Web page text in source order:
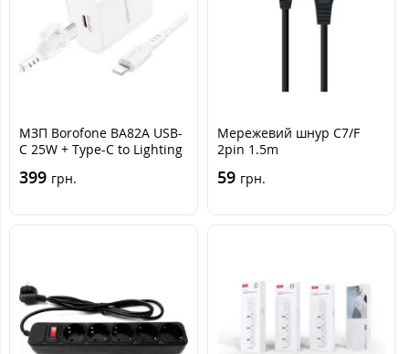
МЗП Borofone BA82A USB-
C 25W + Type-C to Lighting
399 грн.
Мережевий шнур C7/F
2pin 1.5m
59 грн.